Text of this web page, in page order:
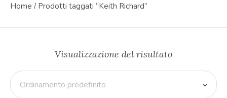
Home / Prodotti taggati “Keith Richard”
Visualizzazione del risultato